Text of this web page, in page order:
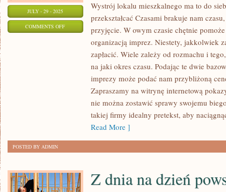
NA
SAMYM
POCZĄTKU
JULY - 29 - 2025
COMMENTS OFFON
TRUDNO
JEST
DOBRĄ
IMPREZĘ
Wystrój lokalu mieszkalnego ma to do
przekształcać Czasami brakuje nam
przyjęcie. W owym czasie chętnie
organizacją imprez. Niestety, jakkolwiek
zapłacić. Wiele zależy od rozmachu i
na jaki okres czasu. Podając te dwie
imprezy może podać nam przybliżoną
Zapraszamy na witrynę internetową
nie można zostawić sprawy swojemu
takiej firmy idealny pretekst, aby
Read More ]
POSTED BY ADMIN
Z dnia na dzień